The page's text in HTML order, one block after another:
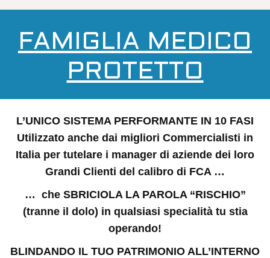
FAMIGLIA MEDICO
PROTETTO
L’UNICO SISTEMA PERFORMANTE IN 10 FASI
Utilizzato anche dai migliori Commercialisti in
Italia per tutelare i manager di aziende dei loro
Grandi Clienti del calibro di FCA …
… che SBRICIOLA LA PAROLA “RISCHIO”
(tranne il dolo) in qualsiasi specialità tu stia
operando!
BLINDANDO IL TUO PATRIMONIO ALL’INTERNO